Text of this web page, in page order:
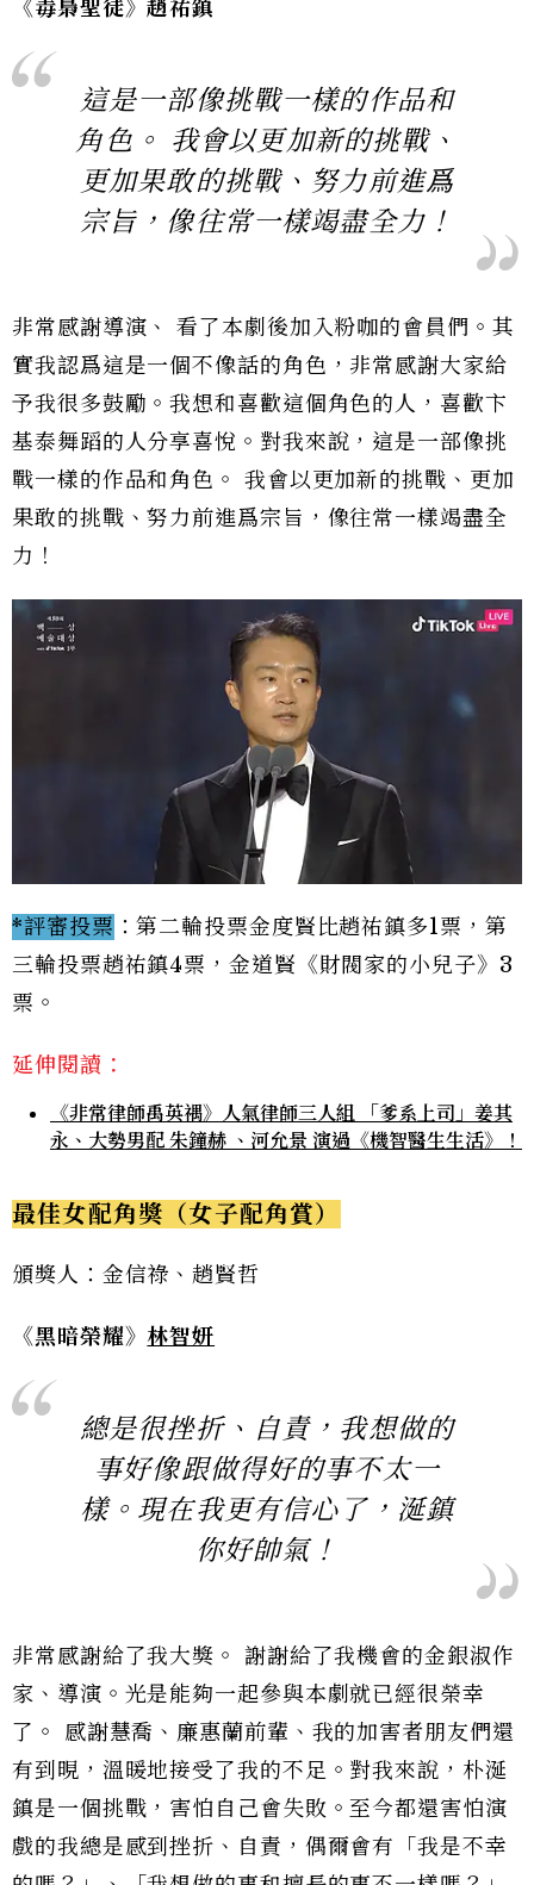
《毒梟聖徒》趙祐鎮
這是一部像挑戰一樣的作品和
角色。 我會以更加新的挑戰、
更加果敢的挑戰、努力前進爲
宗旨，像往常一樣竭盡全力！
非常感謝導演、 看了本劇後加入粉咖的會員們。其
實我認爲這是一個不像話的角色，非常感謝大家給
予我很多鼓勵。我想和喜歡這個角色的人，喜歡卞
基泰舞蹈的人分享喜悅。對我來說，這是一部像挑
戰一樣的作品和角色。 我會以更加新的挑戰、更加
果敢的挑戰、努力前進爲宗旨，像往常一樣竭盡全
力！
*評審投票 ：第二輪投票金度賢比趙祐鎮多1票，第
三輪投票趙祐鎮4票，金道賢《財閥家的小兒子》3
票。
延伸閱讀：
《非常律師禹英禑》人氣律師三人組 「爹系上司」姜其
永、大勢男配 朱鐘赫 、河允景 演過《機智醫生生活》！
最佳女配角獎（女子配角賞）
頒獎人：金信祿、趙賢哲
《黑暗榮耀》 林智妍
總是很挫折、自責，我想做的
事好像跟做得好的事不太一
樣。現在我更有信心了，涎鎮
你好帥氣！
非常感謝給了我大獎。 謝謝給了我機會的金銀淑作
家、導演。光是能夠一起參與本劇就已經很榮幸
了。 感謝慧喬、廉惠蘭前輩、我的加害者朋友們還
有到晛，溫暖地接受了我的不足。對我來說，朴涎
鎮是一個挑戰，害怕自己會失敗。至今都還害怕演
戲的我總是感到挫折、自責，偶爾會有「我是不幸